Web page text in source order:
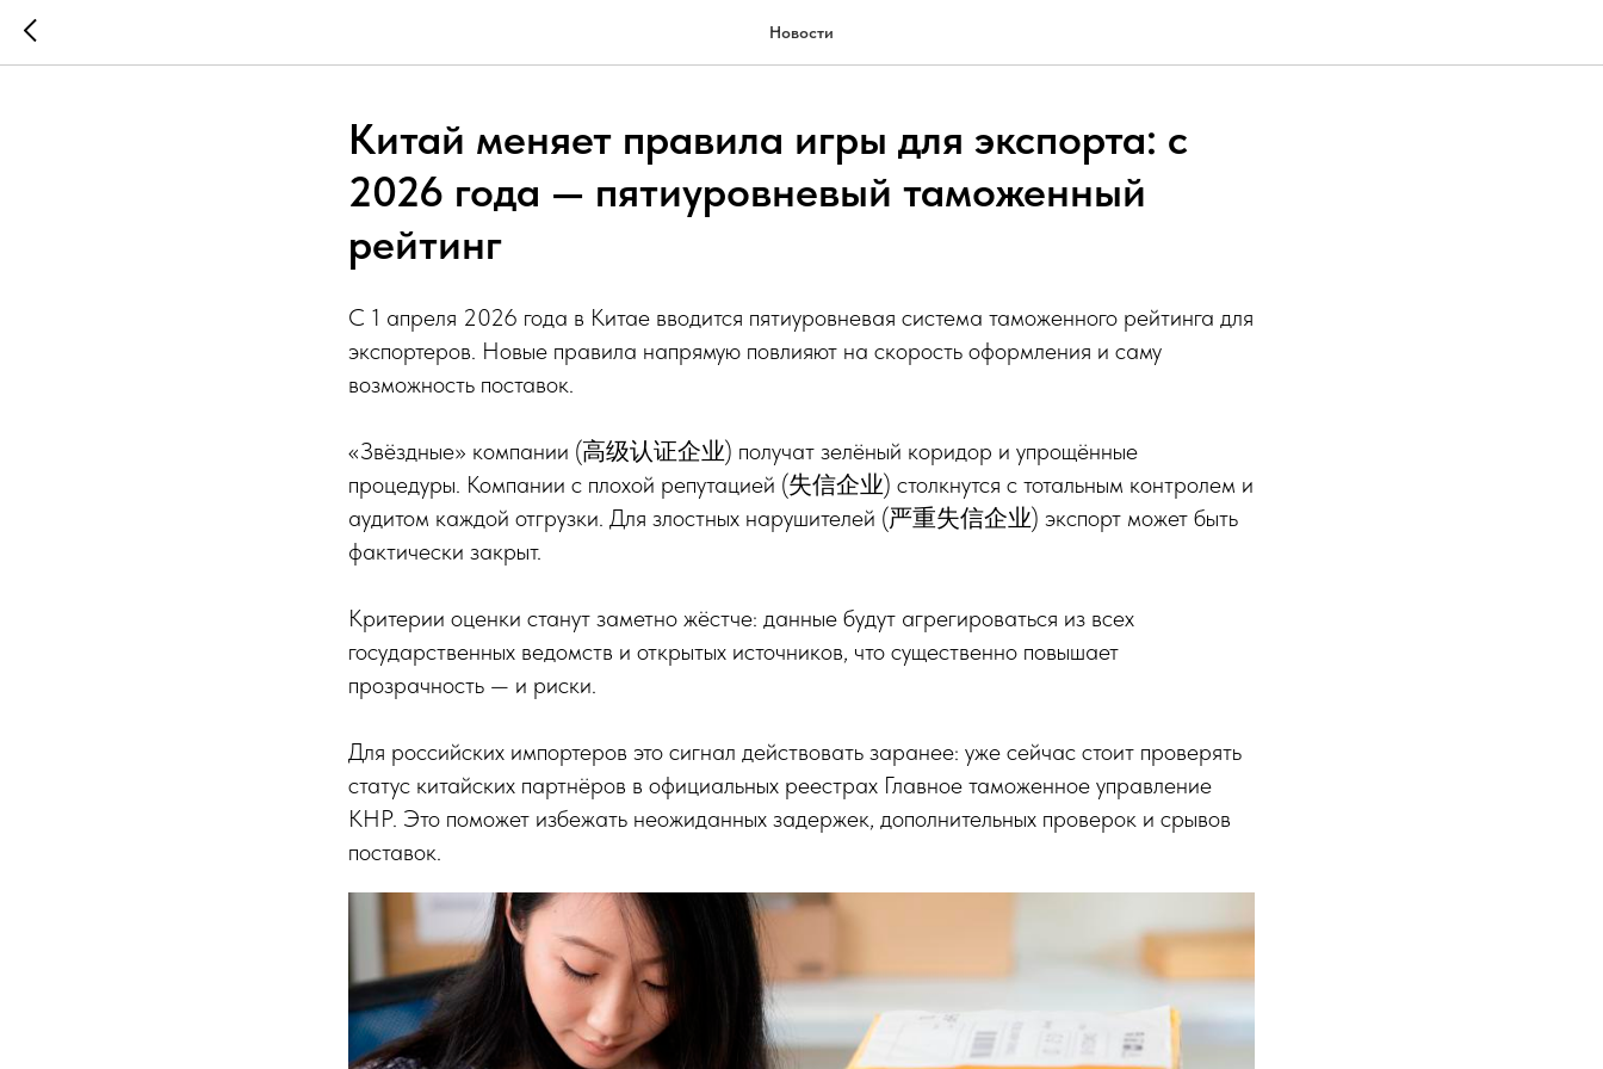
Новости
Китай меняет правила игры для экспорта: с
2026 года — пятиуровневый таможенный
рейтинг
С 1 апреля 2026 года в Китае вводится пятиуровневая система таможенного рейтинга для
экспортеров. Новые правила напрямую повлияют на скорость оформления и саму
возможность поставок.
«Звёздные» компании (高级认证企业) получат зелёный коридор и упрощённые
процедуры. Компании с плохой репутацией (失信企业) столкнутся с тотальным контролем и
аудитом каждой отгрузки. Для злостных нарушителей (严重失信企业) экспорт может быть
фактически закрыт.
Критерии оценки станут заметно жёстче: данные будут агрегироваться из всех
государственных ведомств и открытых источников, что существенно повышает
прозрачность — и риски.
Для российских импортеров это сигнал действовать заранее: уже сейчас стоит проверять
статус китайских партнёров в официальных реестрах Главное таможенное управление
КНР. Это поможет избежать неожиданных задержек, дополнительных проверок и срывов
поставок.